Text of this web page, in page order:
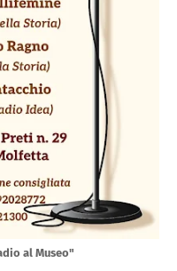
al Museo"